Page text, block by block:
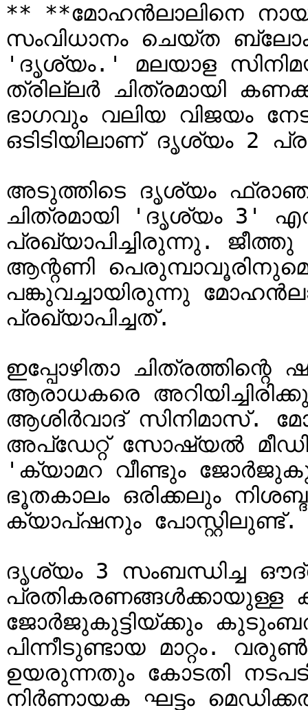
** **മോഹൻലാലിനെ
സംവിധാനം ചെയ്ത
'ദൃശ്യം.' മലയാള
ത്രില്ലർ ചിത്രമായി
ഭാഗവും വലിയ വിജയം
ഒടിടിയിലാണ് ദൃശ്യം 2
അടുത്തിടെ ദൃശ്യം
ചിത്രമായി 'ദൃശ്യം 3'
പ്രഖ്യാപിച്ചിരുന്നു. ജീത്തു
ആന്റണി
പങ്കുവച്ചായിരുന്നു
പ്രഖ്യാപിച്ചത്.
ഇപ്പോഴിതാ
ആരാധകരെ
ആശിര്‍വാദ് സിനിമാസ്.
അപ്ഡേറ്റ് സോഷ്യൽ
'ക്യാമറ വീണ്ടും
ഭൂതകാലം ഒരിക്കലും
ക്യാപ്ഷനും പോസ്റ്റിലുണ്ട്.
ദൃശ്യം 3 സംബന്ധിച്ച
പ്രതികരണങ്ങള്‍ക്കായുള്ള
ജോര്‍ജുകുട്ടിയ്ക്കും
പിന്നീടുണ്ടായ മാറ്റം.
ഉയരുന്നതും കോടതി
നിര്‍ണായക ഘട്ടം